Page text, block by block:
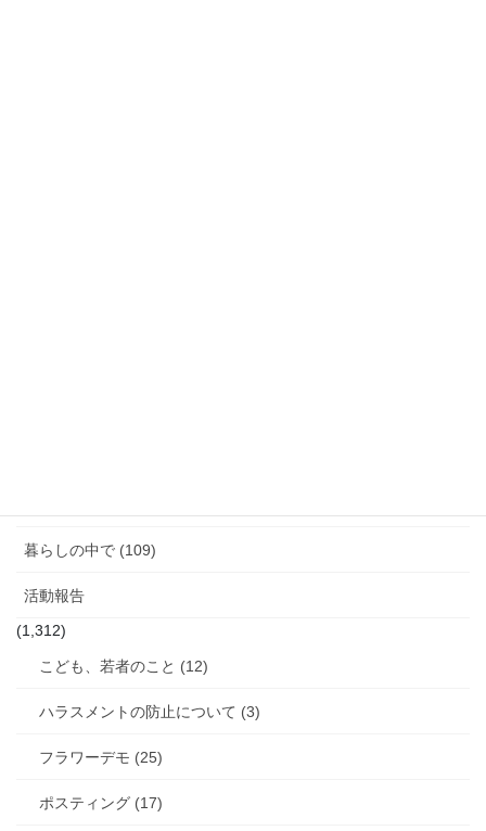
暮らしの中で (109)
活動報告
(1,312)
こども、若者のこと (12)
ハラスメントの防止について (3)
フラワーデモ (25)
ポスティング (17)